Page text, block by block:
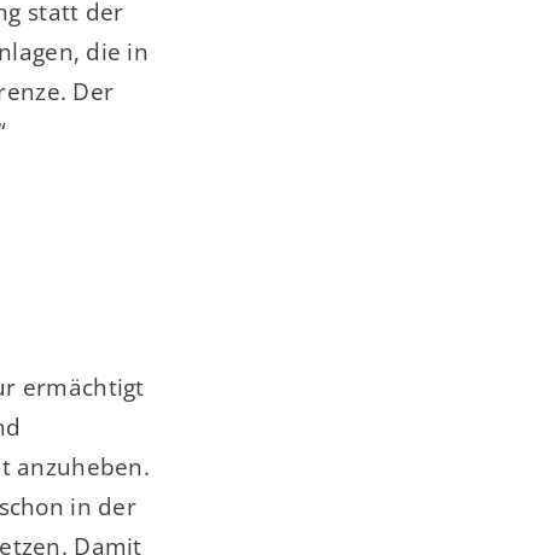
statt der
die in
Der
ermächtigt
anzuheben.
in der
Damit